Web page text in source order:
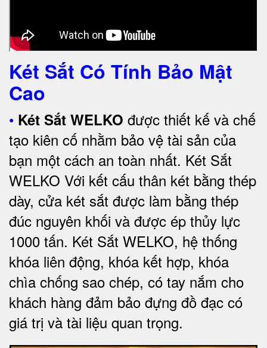
Két Sắt Có Tính Bảo Mật
Cao
• Két Sắt WELKO được thiết kế và chế
tạo kiên cố nhằm bảo vệ tài sản của
bạn một cách an toàn nhất. Két Sắt
WELKO Với kết cấu thân két bằng thép
dày, cửa két sắt được làm bằng thép
đúc nguyên khối và được ép thủy lực
1000 tấn. Két Sắt WELKO, hệ thống
khóa liên động, khóa kết hợp, khóa
chìa chống sao chép, có tay nắm cho
khách hàng đảm bảo đựng đồ đạc có
giá trị và tài liệu quan trọng.